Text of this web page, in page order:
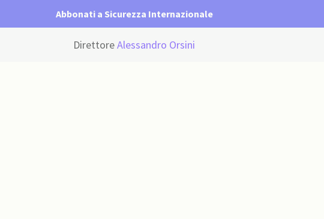
Abbonati a Sicurezza Internazionale
DirettoreAlessandro Orsini